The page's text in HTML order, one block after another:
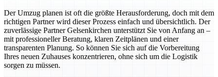
Der Umzug planen ist oft die größte Herausforderung, doch mit dem
richtigen Partner wird dieser Prozess einfach und übersichtlich. Der
zuverlässige Partner Gelsenkirchen unterstützt Sie von Anfang an –
mit professioneller Beratung, klaren Zeitplänen und einer
transparenten Planung. So können Sie sich auf die Vorbereitung
Ihres neuen Zuhauses konzentrieren, ohne sich um die Logistik
sorgen zu müssen.